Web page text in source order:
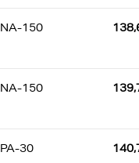
NA-150
NA-150
PA-30